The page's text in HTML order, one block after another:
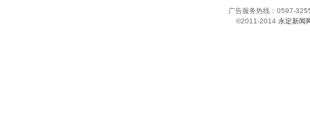
广告服务热线：0597-
©2011-2014永定新闻